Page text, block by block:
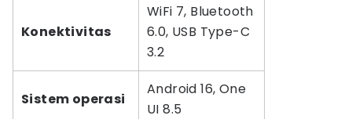
Konektivitas
WiFi 7, Bluetooth
6.0, USB Type-C
3.2
Sistem operasi
Android 16, One
UI 8.5